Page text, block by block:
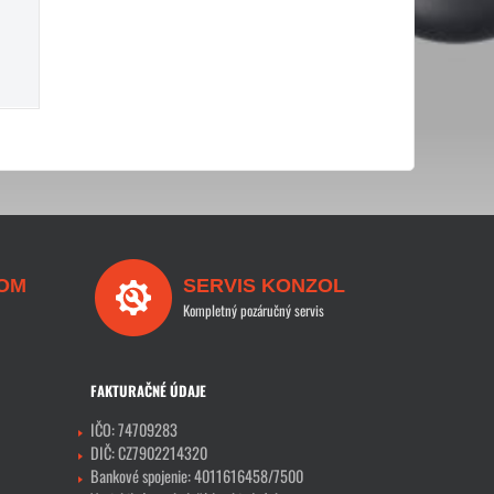
SERVIS KONZOL
Kompletný pozáručný servis
FAKTURAČNÉ ÚDAJE
IČO: 74709283
DIČ: CZ7902214320
Bankové spojenie: 4011616458/7500